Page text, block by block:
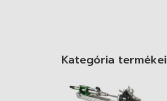
Kategória termékei